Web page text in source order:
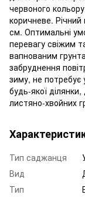
червоного
коричневе.
см. Оптимальні
перевагу свіжим
вапнованим
забруднення
зиму, не потребує
будь-якої
листяно-хвойних
Тип саджанця
Вид
Тип